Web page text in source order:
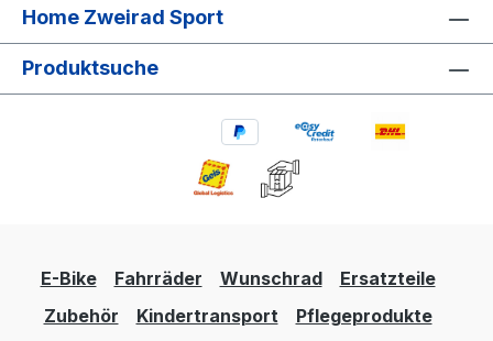
Home Zweirad Sport
Produktsuche
E-Bike Fahrräder Wunschrad
Ersatzteile
Zubehör
Kindertransport
Pflegeprodukte